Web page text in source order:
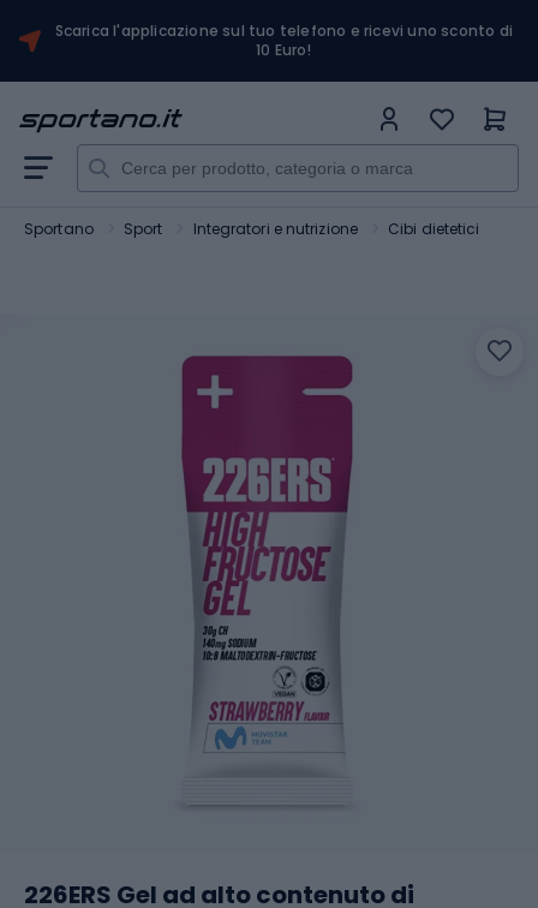
Scarica l'applicazione sul tuo telefono e ricevi uno sconto di
10 Euro!
Sportano Sport Integratori e nutrizione Cibi dietetici
226ERS Gel ad alto contenuto di